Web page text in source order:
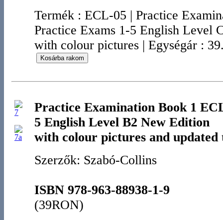
Termék : ECL-05 | Practice
Practice Exams 1-5 English Level
with colour pictures | Egységár :
Practice Examination Book 1
5 English Level B2 New Edition
with colour pictures and updated
Szerzők: Szabó-Collins
ISBN 978-963-88938-1-9
(39RON)